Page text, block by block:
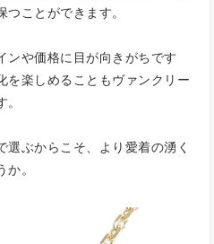
ことができます。
ンや価格に目が向きがちです
を楽しめることもヴァンクリー
ぶからこそ、より愛着の湧く
。